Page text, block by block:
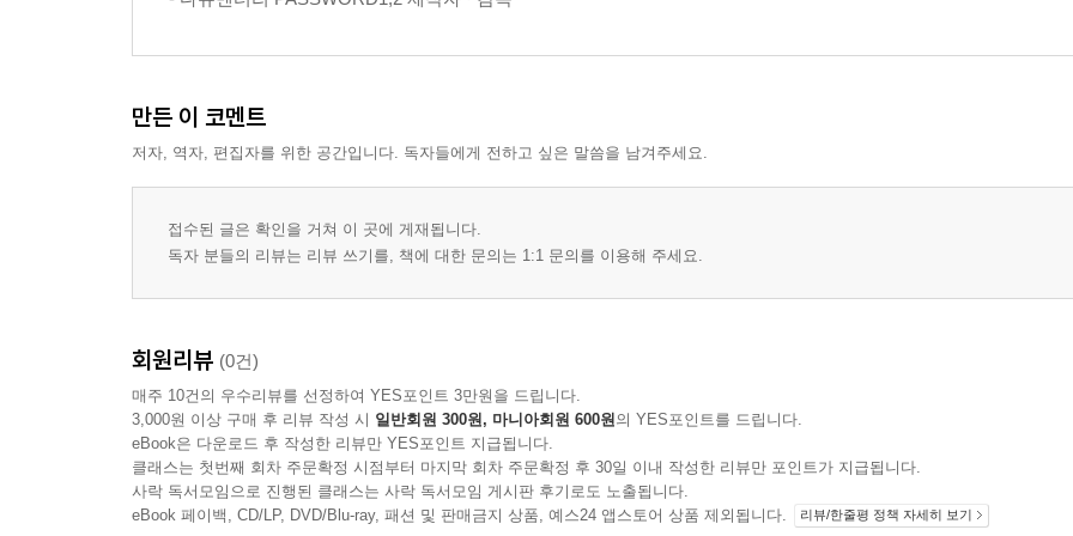
만든 이 코멘트
저자, 역자, 편집자를 위한 공간입니다. 독자들에게 전하고 싶은 말씀을 남겨주세요.
접수된 글은 확인을 거쳐 이 곳에 게재됩니다.
독자 분들의 리뷰는 리뷰 쓰기를, 책에 대한 문의는 1:1 문의를 이용해 주세요.
회원리뷰 (0건)
매주 10건의 우수리뷰를 선정하여 YES포인트 3만원을 드립니다.
3,000원 이상 구매 후 리뷰 작성 시 일반회원 300원, 마니아회원 600원의 YES포인트를 드립니다.
eBook은 다운로드 후 작성한 리뷰만 YES포인트 지급됩니다.
클래스는 첫번째 회차 주문확정 시점부터 마지막 회차 주문확정 후 30일 이내 작성한 리뷰만 포인트가 지급됩니다.
사락 독서모임으로 진행된 클래스는 사락 독서모임 게시판 후기로도 노출됩니다.
eBook 페이백, CD/LP, DVD/Blu-ray, 패션 및 판매금지 상품, 예스24 앱스토어 상품 제외됩니다.
리뷰/한줄평 정책 자세히 보기